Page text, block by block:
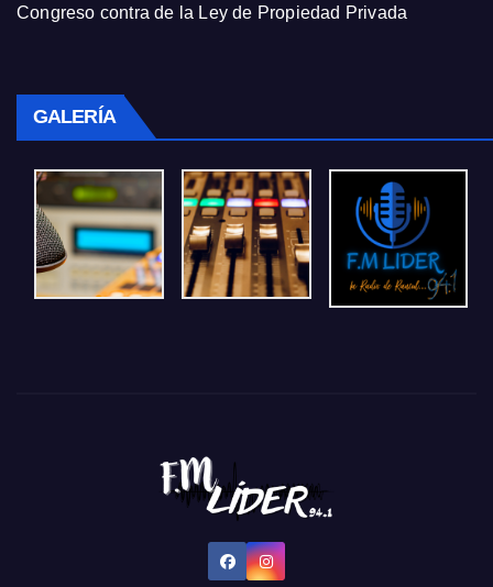
Congreso contra de la Ley de Propiedad Privada
GALERÍA